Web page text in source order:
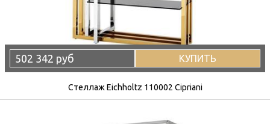
502 342 руб КУПИТЬ
Стеллаж Eichholtz 110002 Cipriani